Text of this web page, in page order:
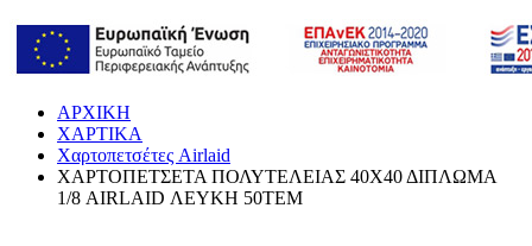
ΑΡΧΙΚΗ
ΧΑΡΤΙΚΑ
Χαρτοπετσέτες Airlaid
ΧΑΡΤΟΠΕΤΣΕΤΑ ΠΟΛΥΤΕΛΕΙΑΣ 40Χ40 ΔΙΠΛΩΜΑ
1/8 AIRLAID ΛΕΥΚΗ 50ΤΕΜ